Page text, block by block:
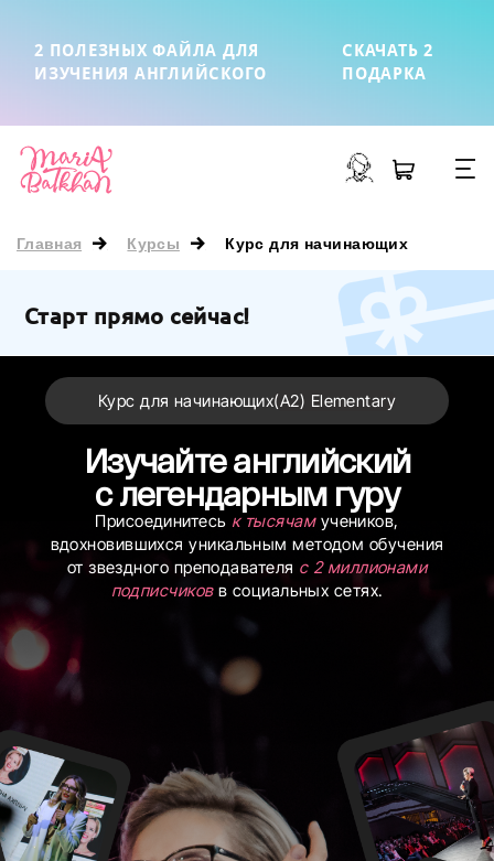
2 ПОЛЕЗНЫХ ФАЙЛА ДЛЯ
ИЗУЧЕНИЯ АНГЛИЙСКОГО
СКАЧАТЬ 2
ПОДАРКА
Главная Курсы Курс для начинающих
Старт прямо сейчас!
Курс для начинающих(А2) Elementary
Изучайте английский
с легендарным гуру
Присоединитесь к тысячамучеников,
вдохновившихся уникальным методом обучения
от звездного преподавателя с 2 миллионами
подписчиковв социальных сетях.